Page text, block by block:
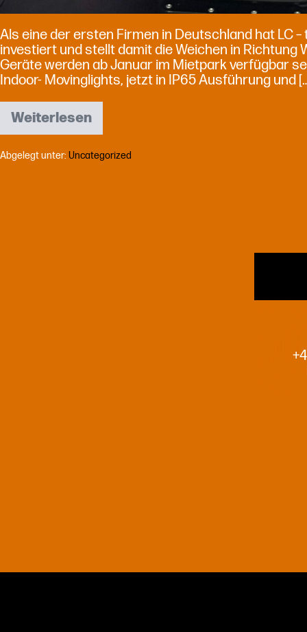
Als eine der ersten Firmen in Deutschland hat LC
investiert und stellt damit die Weichen in
Geräte werden ab Januar im Mietpark verfügbar
Indoor- Movinglights, jetzt in IP65 Ausführung und
Weiterlesen
Ayrton
Rivale
bei
Abgelegt unter: Uncategorized